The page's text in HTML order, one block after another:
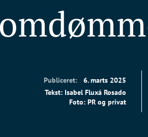
Publiceret:
6. marts 2025
Tekst: Isabel Fluxá Rosado
Foto: PR og privat